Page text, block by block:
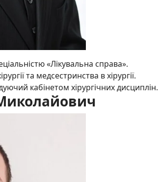
«Лікувальна справа».
та медсестринства в хірургії.
кабінетом хірургічних дисциплін.